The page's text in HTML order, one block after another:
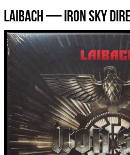
Laibach — Iron Sky